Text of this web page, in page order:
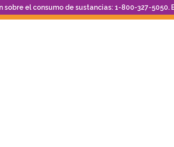
el consumo de sustancias: 1-800-327-